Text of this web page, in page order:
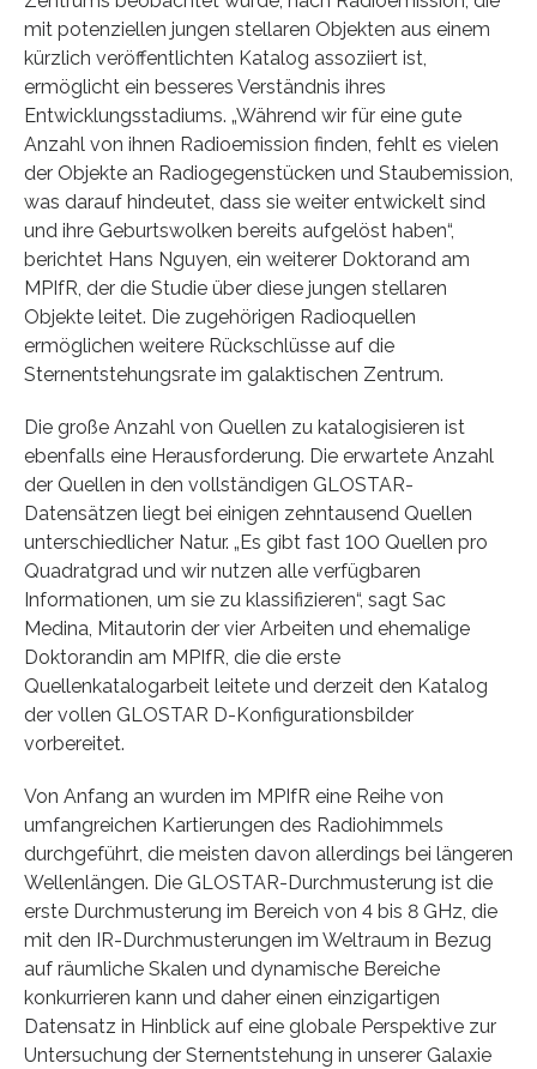
mit potenziellen jungen stellaren Objekten aus einem
kürzlich veröffentlichten Katalog assoziiert ist,
ermöglicht ein besseres Verständnis ihres
Entwicklungsstadiums. „Während wir für eine gute
Anzahl von ihnen Radioemission finden, fehlt es vielen
der Objekte an Radiogegenstücken und Staubemission,
was darauf hindeutet, dass sie weiter entwickelt sind
und ihre Geburtswolken bereits aufgelöst haben“,
berichtet Hans Nguyen, ein weiterer Doktorand am
MPIfR, der die Studie über diese jungen stellaren
Objekte leitet. Die zugehörigen Radioquellen
ermöglichen weitere Rückschlüsse auf die
Sternentstehungsrate im galaktischen Zentrum.
Die große Anzahl von Quellen zu katalogisieren ist
ebenfalls eine Herausforderung. Die erwartete Anzahl
der Quellen in den vollständigen GLOSTAR-
Datensätzen liegt bei einigen zehntausend Quellen
unterschiedlicher Natur. „Es gibt fast 100 Quellen pro
Quadratgrad und wir nutzen alle verfügbaren
Informationen, um sie zu klassifizieren“, sagt Sac
Medina, Mitautorin der vier Arbeiten und ehemalige
Doktorandin am MPIfR, die die erste
Quellenkatalogarbeit leitete und derzeit den Katalog
der vollen GLOSTAR D-Konfigurationsbilder
vorbereitet.
Von Anfang an wurden im MPIfR eine Reihe von
umfangreichen Kartierungen des Radiohimmels
durchgeführt, die meisten davon allerdings bei längeren
Wellenlängen. Die GLOSTAR-Durchmusterung ist die
erste Durchmusterung im Bereich von 4 bis 8 GHz, die
mit den IR-Durchmusterungen im Weltraum in Bezug
auf räumliche Skalen und dynamische Bereiche
konkurrieren kann und daher einen einzigartigen
Datensatz in Hinblick auf eine globale Perspektive zur
Untersuchung der Sternentstehung in unserer Galaxie